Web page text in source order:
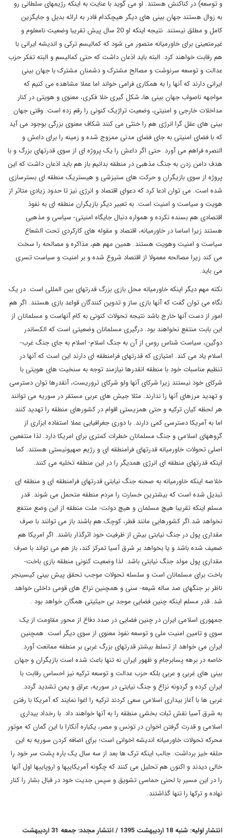
و توسعه) در کناکنش هستند. او می گوید با عنایت به اینکه رژیمهای سلطانی رو
به زوال هستند جهان بینی های دیگر هیچکدام قادر به ارائه بدیل و جایگزین
کامل و مطلق نیستند. نتیجه اینکه او 20 سال پیش تقریبا وضعیت نامعلوم و
غیرمتعینی برای خاورمیانه متصور می شود که کمالیسم ترکی و اندیشه ایرانی با
هم رقابت خواهند کرد. البته باید اذعان داشت که حتی کمالیسم و البته تفکر حزب
عدالت و توسعه سرنوشت و مصالح مشترک و دشمنان مشترک با جهان بینی
ایرانی دارند که آنها را به همکاری فرامی خواند اما عملا مشاهده می کنیم که
مواجهه ناصواب جهان بینی ها، شکل گیری خلا فکری، معنوی و هویتی در کنار
مداخلات خارجی و امنیتی، وضعیت تراژیک کنونی را رقم زده است. وقتی جهان
بینی های عقل گرا انرژی هم را خنثی می کنند شکاف معنوی بزرگی بوجود می آید
که با فضای امنیتی به جای فضای مدنی ممزوج شده و زمینه را برای داعش و
النصره فراهم می آورد. حتی اگر داعش را یک پروژه ای از سوی قدرتهای بزرگ و با
هدف دامن زدن به جنگ مذهبی در منطقه بدانیم باز هم باید اذعان داشت که این
پروژه از سوی بازیگران و حرکت های ستیزشی و هیستریک منطقه ای بسترسازی
شده است. می توان ادعا کرد که دعوای اقتصاد و انرژی نیز تا حدود زیادی متاثر از
هویت و سیاست و امنیت است. به تعبیر دیگر بازیگران منطقه ای به نفوذ
اقتصادی هم بسنده نکرده و همواره دنبال جایگاه امنیتی- سیاسی و مذهبی
هستند زیرا اساسا در خاورمیانه، اقتصاد و مقوله های کارکردی تحت الشعاع
سیاست و امنیت وهویت هستند. همین مهم هم، مذاکره و مصالحه را سخت
می کند زیرا مصالحه معمولا از اقتصاد شروع شده و بر امنیت و سیاست تسری
می باید.
نکته مهم دیگر اینکه خاورمیانه محل بازی بزرگ قدرتهای بین المللی است. در یک
نگاه می توان گفت که آنها بازی ساز و تدوین کنندگان قواعد بازی هستند. اگر هم
امور از دست آنها خارج باشد نتیجه تحولات کنونی به کام آنهاست و مسلمانان از
این بابت منتفع نخواهند بود. درگیری مسلمانان وضعیتی است که الکساندر
دوگین، سیاست شناس روس از آن به جنگ اسلام- اسلام به جای جنگ غرب-
اسلام یاد می کند. امتیازی که قدرتهای فرامنطقه ای دارند این است که آنها در
تنظیم مناسبات خود با منطقه انقدرها نیازمند توجه به سنخیت های هویتی با
شرکای خود نیستند زیرا شرکای آنها ولو شرکای تروریست، آنقدرها توان دسترسی
و تهدید مرزهای آنها را ندارند. مثلا جیش های عربی مستقر در سوریه می توانند
هر لحظه کیان ترکیه و حتی همزیستی اقوام در کشورهای منطقه را تهدید کنند
اما به آمریکا دسترسی کمی دارند. با دوری جغرافیایی عملا استفاده ابزاری از
گروههای اسلامی و جنگ مسلمانان خطرات کمتری برای امریکا دارد. لذا منتفعین
اصلی تحولات خاورمیانه قدرتهای فرامنطقه ای و رژیم صهیونیستی هستند. کما
اینکه قدرتهای منطقه ای انرژی همدیگر را در این منطقه تخلیه می کنند.
خلاصه اینکه خاورمیانه به صحنه جنگ نیابتی قدرتهای فرامنطقه ای و منطقه ای
تبدیل شده است که بیشترین خسارت را مردم منطقه متحمل می شوند. قدر
مسلم اینکه تقریبا هیچ مسلمان و هیچ دولت- ملت منطقه از این وضع منتفع
نخواهد شد.اگر کشورهایی مانند قطر، کوچک هم باشند باز می توانند با صرف
مقداری پول در جنگ نیابتی بیش از ظرفیت خود اثرگذار باشند. اگر امریکا هم
ضعیف شده باشد و یا بخواهد بر شرق آسیا تمرکز کند، باز هم می تواند با صرف
مقداری پول مولد جنگ نیابتی باشد. لذا وضعیت کنونی منطقه بازی باخت-
باخت برای مسلمانان است و سلسله تحولات موجب تحقق پیش بینی کیسینجر
ناظر بر جنگهای صد ساله شیعه- سنی و همچنین نزاع های قومی داخلی خواهد
شد. قدر مسلم اینکه چنین فضایی موجد بی حیثیتی همگان خواهد بود .
جمهوری اسلامی ایران در چنین فضایی در صدد دفاع از محور مقاومت از یک
سوی و تامین امنیت ملی و توسعه نفوذ معنوی از سوی دیگر است. همچنین
ایران می خواهد از تسلط بیشتر قدرتهای بزرگ غربی بر منطقه ممانعت آورد.
خاصه در برهه پسابرجام و ظهور ایران نه تنها باعث شده است بازیگران و جهان
بینی های غربی و عربی بلکه حزب عدالت و توسعه ترکیه نیز احساس رقابت با
ایران کرده و گردونه نزاع و جنگ نیابتی در سوریه، عراق و یمن تشدید گردد.
غربی ها با آغاز بیداری اسلامی سعی کردند ترکیه را اغوا نمایند که آمریکا با رفتن
به شرق آسیا نقش ثبات بخشی منطقه را به آنها خواهند داد. با رخداد بیداری
اسلامی و قدرت گرفتن اخوان در تونس و مصر، یکباره آنکارا با این گمان که موتور
محرکه تحولات خاورمیانه اندیشه اخوانی است؛ برای اضافه کردن سوریه به این
حلقه خیز برداشت. جالب اینکه ترک ها بعد از سه سال یک باره پشت سر خود را
خالی دیدند و اکنون هم تحلیل می کنند که چگونه آمریکاییها و اروپاییها اول آنها
را در این مسیر با لحنی حماسی تشویق و سپس جدیت خود در قبال بشار را کنار
نهاده و ترکها را تنها گذاشتند.
انتشار اولیه: شنبه 18 اردیبهشت 1395 / انتشار مجدد: جمعه 31 اردیبهشت